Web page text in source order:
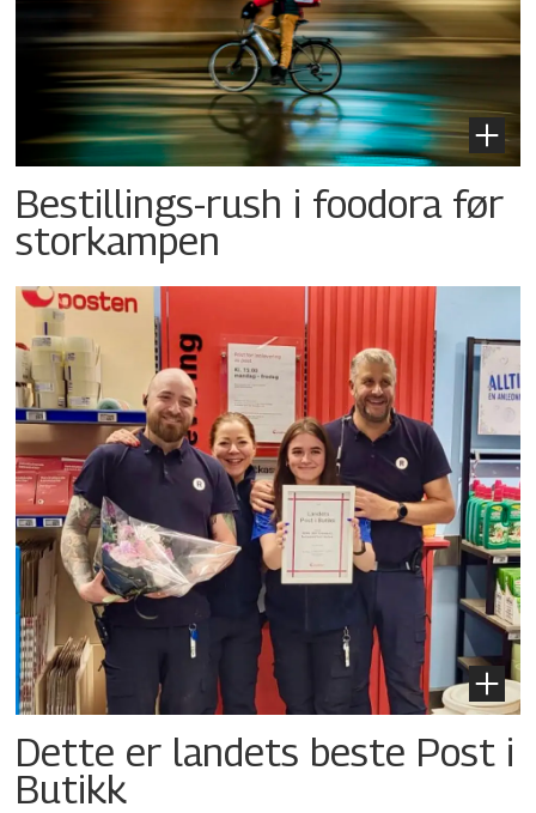
Bestillings-rush i foodora før
storkampen
Dette er landets beste Post i
Butikk